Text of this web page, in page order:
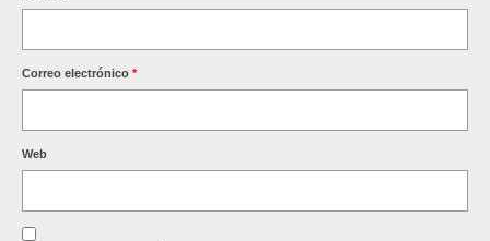
Correo electrónico *
Web